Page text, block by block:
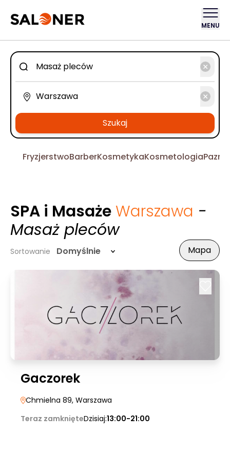
MENU
Szukaj
FryzjerstwoBarberKosmetykaKosmetologia
SPA i Masaże Warszawa -
Masaż pleców
Sortowanie Domyślnie Mapa
Gaczorek
Chmielna 89, Warszawa
Teraz zamknięteDzisiaj:13:00-21:00